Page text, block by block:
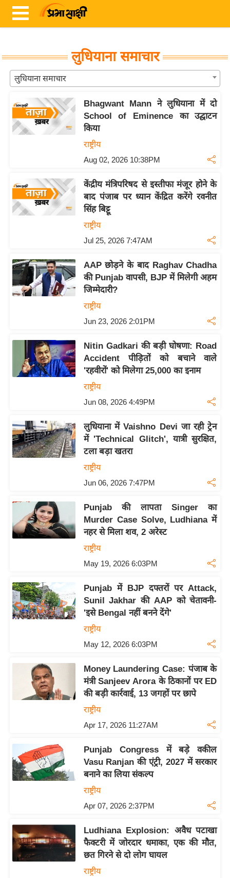
ता
ज़ा
अं
त
र्रा
बि
ज़
ने
स
ग
ष
ज्ञ
रा
ट
खे
ल
I
P
L
2
-
पे
प
ल
लुधियाना समाचार
लुधियाना समाचार
Bhagwant Mann ने लुधियाना में दो
School of Eminence का उद्घाटन
किया
राष्ट्रीय
Aug 02, 2026 10:38PM
केंद्रीय मंत्रिपरिषद से इस्तीफा मंजूर होने के
बाद पंजाब पर ध्यान केंद्रित करेंगे रवनीत
सिंह बिट्टू
राष्ट्रीय
Jul 25, 2026 7:47AM
AAP छोड़ने के बाद Raghav Chadha
की Punjab वापसी, BJP में मिलेगी अहम
जिम्मेदारी?
राष्ट्रीय
Jun 23, 2026 2:01PM
Nitin Gadkari की बड़ी घोषणा: Road
Accident पीड़ितों को बचाने वाले
'रहवीरों' को मिलेगा 25,000 का इनाम
राष्ट्रीय
Jun 08, 2026 4:49PM
लुधियाना में Vaishno Devi जा रही ट्रेन
में 'Technical Glitch', यात्री सुरक्षित,
टला बड़ा खतरा
राष्ट्रीय
Jun 06, 2026 7:47PM
Punjab की लापता Singer का
Murder Case Solve, Ludhiana में
नहर से मिला शव, 2 अरेस्ट
राष्ट्रीय
May 19, 2026 6:03PM
Punjab में BJP दफ्तरों पर Attack,
Sunil Jakhar की AAP को चेतावनी-
'इसे Bengal नहीं बनने देंगे'
राष्ट्रीय
May 12, 2026 6:03PM
Money Laundering Case: पंजाब के
मंत्री Sanjeev Arora के ठिकानों पर ED
की बड़ी कार्रवाई, 13 जगहों पर छापे
राष्ट्रीय
Apr 17, 2026 11:27AM
Punjab Congress में बड़े वकील
Vasu Ranjan की एंट्री, 2027 में सरकार
बनाने का लिया संकल्प
राष्ट्रीय
Apr 07, 2026 2:37PM
Ludhiana Explosion: अवैध पटाखा
फैक्टरी में जोरदार धमाका, एक की मौत,
छत गिरने से दो लोग घायल
राष्ट्रीय